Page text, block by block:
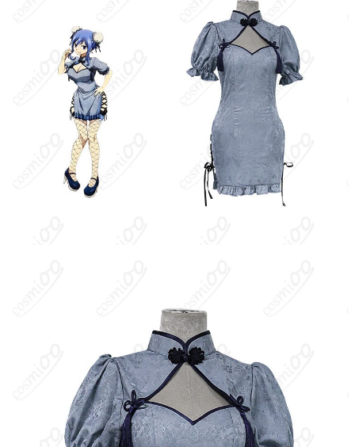
発送予定
加工に7～15営業日、配送に5～7営業日
（※土日祝除く）、合計で12～22営業日程
支払い方法
クレジットカード（VISA、Master、JCB、
Discover、AMERICAN EXPRESS）、
コミックマーケット（コミケ）、大型コス
プレイベント（acosta! など）、スタジオ
撮影会、屋外ロケ撮影、ハロウィン仮装、
新品未使用
スカートの動きと安心感：きれいなフレア感を出すため軽やかな
着用感を意識しています。ダイナミックなポージングでは裾が広
がりやすいため、インナーパンツやペチコートの併用が安心で